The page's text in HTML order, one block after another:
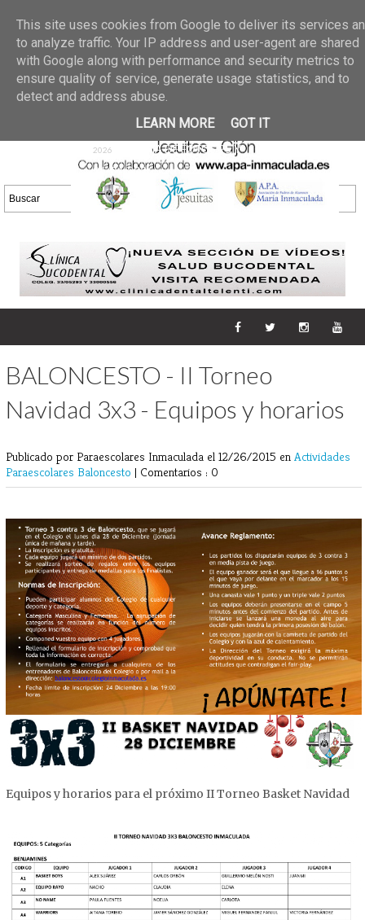
02 jun 2026
GALERIA DE FOTOS
30/05/2026
25 may 2026
GALERIA
DE FOTOS 23/05/2026
20 may
2026
GALERIA DE FOTOS
16/05/2026
DE FOTOS 09/05/2026
28 abr
2026
GALERIA DE FOTOS 25 Y
26/04/2026
BALONCESTO - II Torneo
Navidad 3x3 - Equipos y horarios
Publicado por Paraescolares Inmaculada el 12/26/2015 en Actividades
Paraescolares Baloncesto | Comentarios : 0
Equipos y horarios para el próximo II Torneo Basket Navidad
This site uses cookies from Google to deliver its services
to analyze traffic. Your IP address and user-agent are shared
with Google along with performance and security metrics to
ensure quality of service, generate usage statistics, and to
detect and address abuse.
LEARN MORE
GOT IT